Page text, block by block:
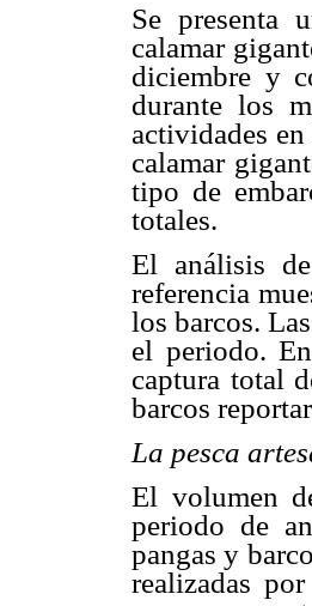
Se presenta
calamar
diciembre y
durante los
actividades
calamar
tipo de
totales.
El análisis
referencia
los barcos.
el periodo.
captura total
barcos
La pesca
El volumen
periodo de
pangas y
realizadas